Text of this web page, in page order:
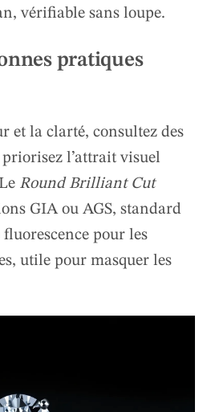
vérifiable sans loupe.
pratiques
et la clarté, consultez des
l’attrait visuel
Round Brilliant Cut
GIA ou AGS, standard
pour les
utile pour masquer les